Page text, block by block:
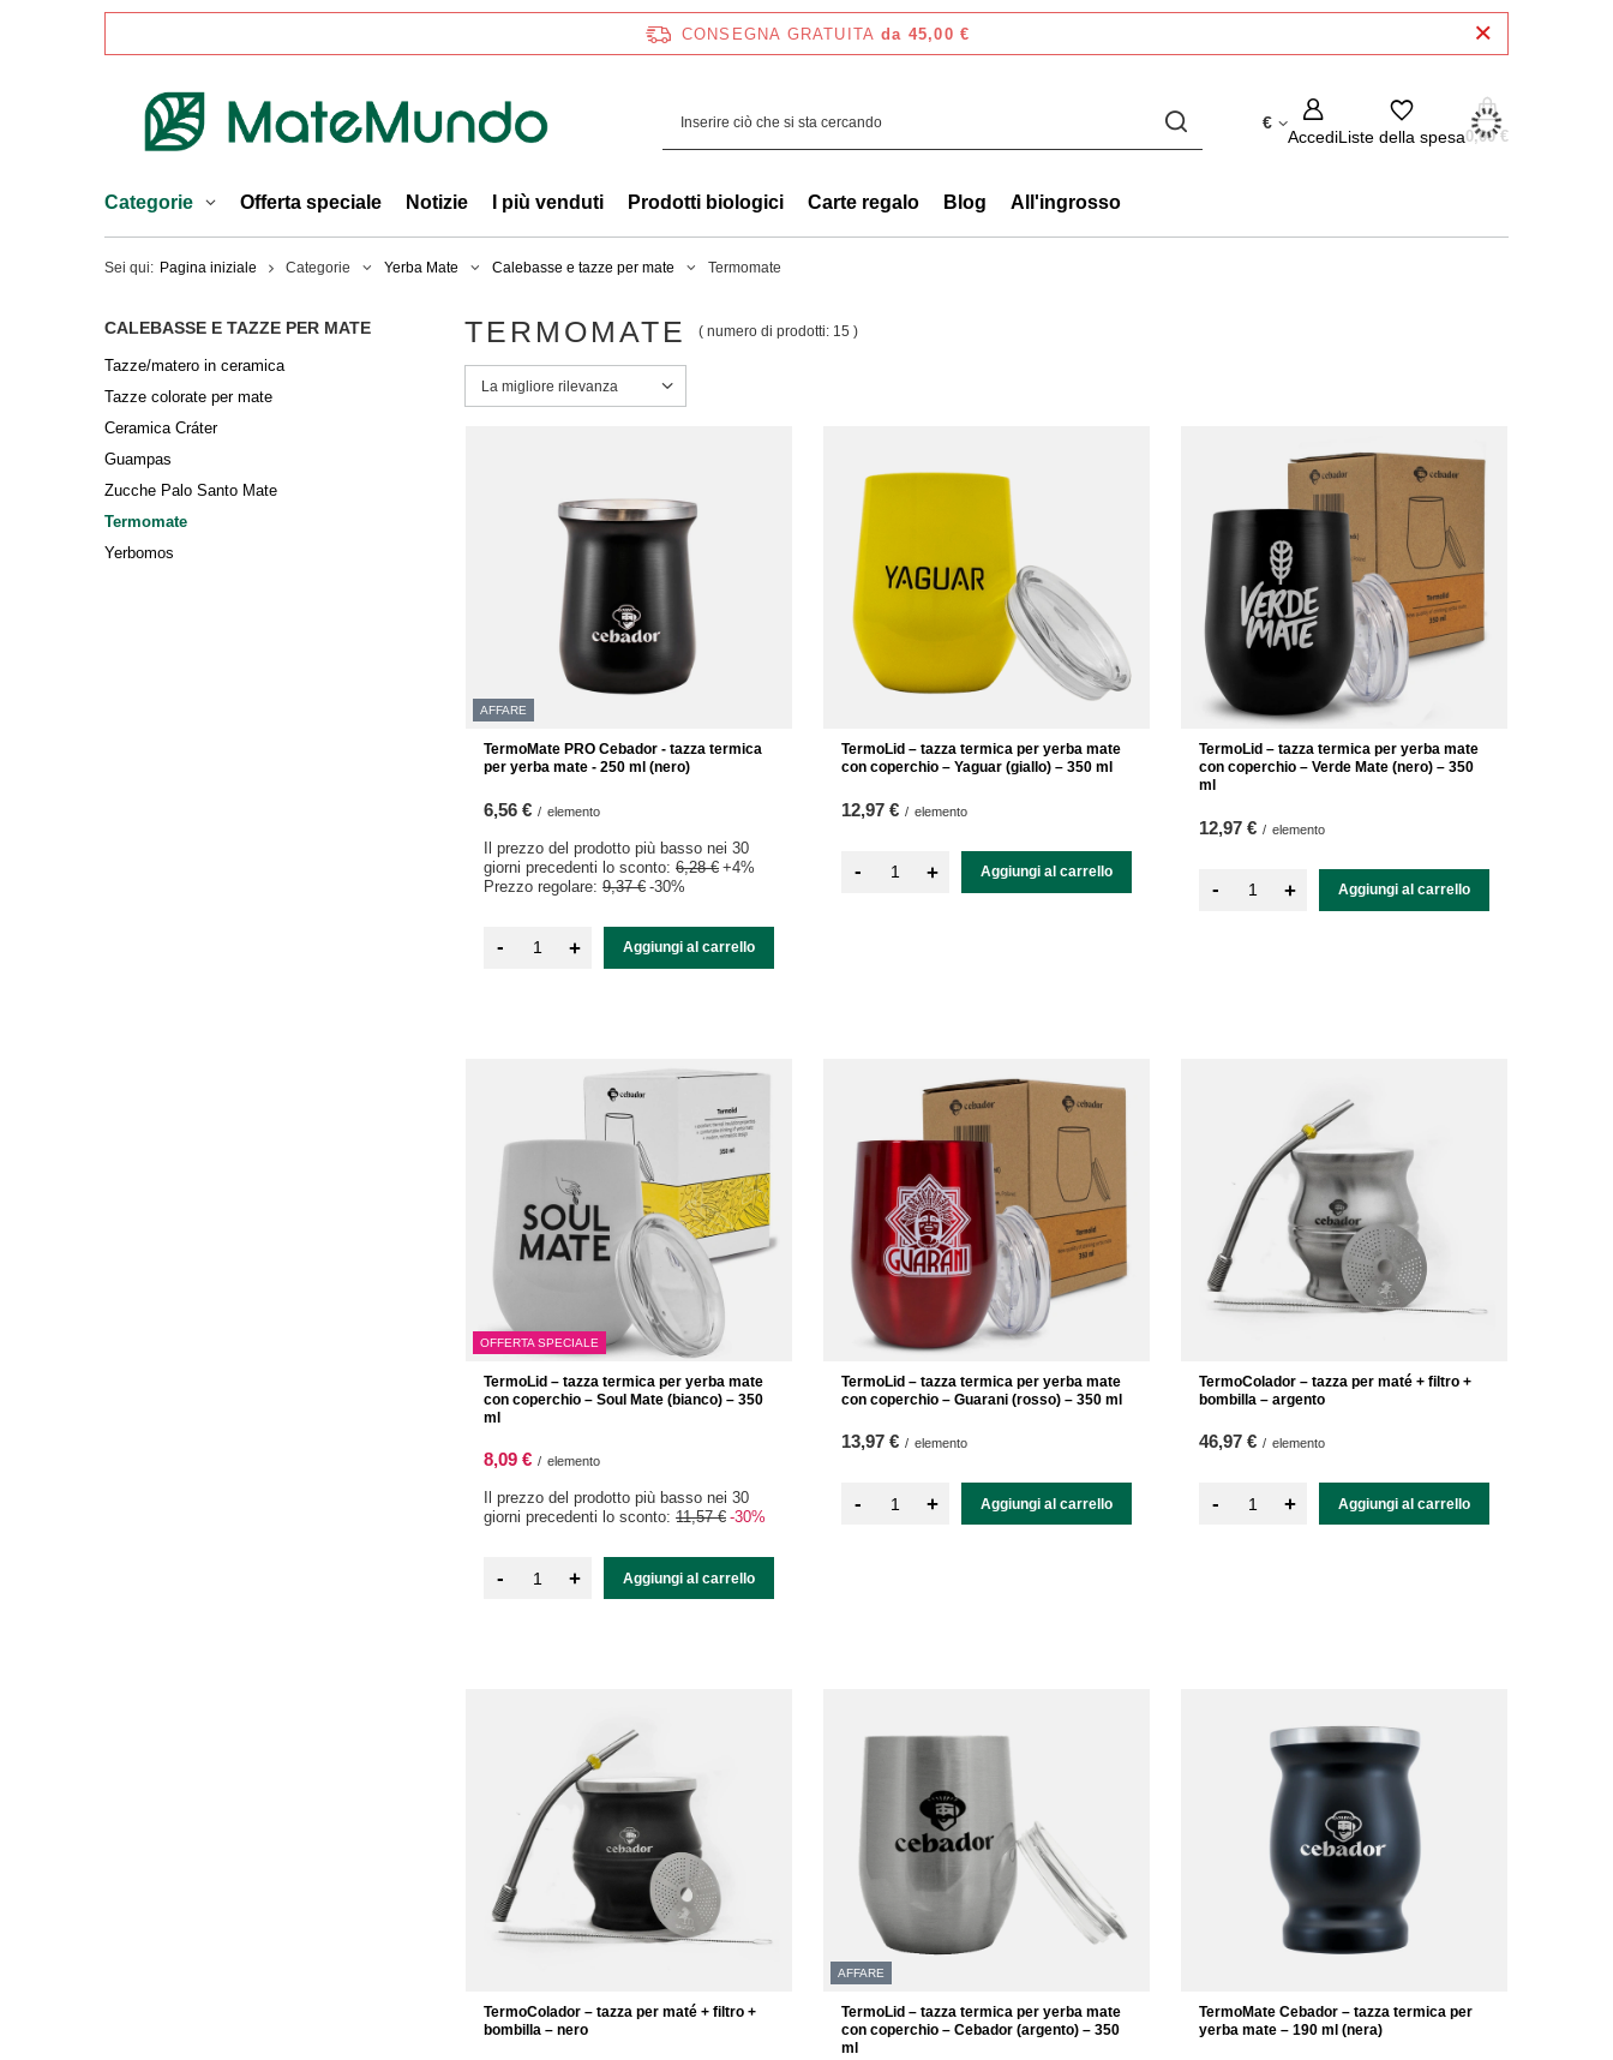
CONSEGNA GRATUITA da 45,00 €
€
AccediListe della spesa0,00 €
Categorie Offerta speciale Notizie I più venduti Prodotti biologici Carte regalo Blog All'ingrosso
Sei qui: Pagina iniziale Categorie Yerba Mate Calebasse e tazze per mate Termomate
CALEBASSE E TAZZE PER MATE
Tazze/matero in ceramica
Tazze colorate per mate
Ceramica Cráter
Guampas
Zucche Palo Santo Mate
Termomate
Yerbomos
TERMOMATE ( numero di prodotti: 15 )
Modifica ordinamento
La migliore rilevanza
AFFARE
TermoMate PRO Cebador - tazza termica
per yerba mate - 250 ml (nero)
6,56 € / elemento
Il prezzo del prodotto più basso nei 30
giorni precedenti lo sconto: 6,28 € +4%
Prezzo regolare: 9,37 € -30%
- + Aggiungi al carrello
TermoLid – tazza termica per yerba mate
con coperchio – Yaguar (giallo) – 350 ml
12,97 € / elemento
- + Aggiungi al carrello
TermoLid – tazza termica per yerba mate
con coperchio – Verde Mate (nero) – 350
ml
12,97 € / elemento
- + Aggiungi al carrello
OFFERTA SPECIALE
TermoLid – tazza termica per yerba mate
con coperchio – Soul Mate (bianco) – 350
ml
8,09 € / elemento
Il prezzo del prodotto più basso nei 30
giorni precedenti lo sconto: 11,57 € -30%
- + Aggiungi al carrello
TermoLid – tazza termica per yerba mate
con coperchio – Guarani (rosso) – 350 ml
13,97 € / elemento
- + Aggiungi al carrello
TermoColador – tazza per maté + filtro +
bombilla – argento
46,97 € / elemento
- + Aggiungi al carrello
TermoColador – tazza per maté + filtro +
bombilla – nero
AFFARE
TermoLid – tazza termica per yerba mate
con coperchio – Cebador (argento) – 350
ml
TermoMate Cebador – tazza termica per
yerba mate – 190 ml (nera)